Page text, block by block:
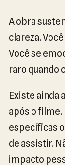
A obra
clareza.
Você se
raro quando
Existe ainda
após o filme.
específicas
de assistir.
impacto